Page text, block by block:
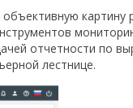
картину
отчетности по
лестнице.